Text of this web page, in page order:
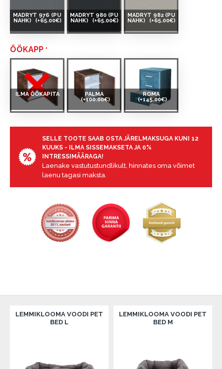
MADRYT 976 (PU
NAHK)
(+65.00€)
MADRYT 980 (PU
NAHK)
(+65.00€)
MADRYT 982 (PU
NAHK)
(+65.00€)
ÖÖKAPP
ILMA ÖÖKAPITA
PALMA
(+100.00€)
ROMA
(+145.00€)
SELLE TOOTE SAAB OSTA JÄRELMAKSUGA KUNI 12
KUUKS - ILMA SISSEMAKSETA JA 0%
INTRESSIMÄÄRAGA!
Laenake vastutustundlikult, hinnates oma võimet
laenu tagasi maksta.
LEMMIKLOOMA VOODI PET
BED L
LEMMIKLOOMA VOODI PET
BED M